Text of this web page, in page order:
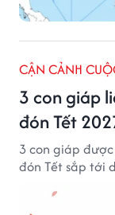
CẬN CẢNH
3 con giáp
đón Tết
3 con giáp
đón Tết sắp tới